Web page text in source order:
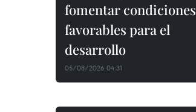
fomentar condiciones
favorables para el
desarrollo
05/08/2026 04:31